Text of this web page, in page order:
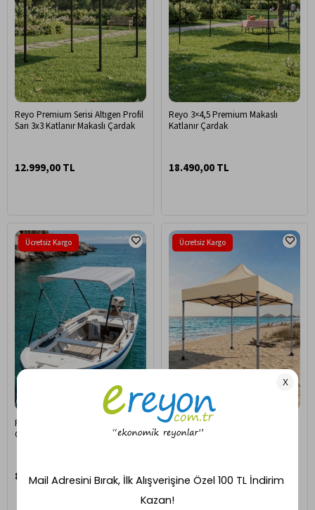
Reyo Premium Serisi Altıgen Profil
Sarı 3x3 Katlanır Makaslı Çardak
12.999,00 TL
Reyo 3×4,5 Premium Makaslı
Katlanır Çardak
18.490,00 TL
Reyo Bot Tekne Kayık Kano için
Güneşlik Tente (aks aralığı 130
8.490,00 TL
Ücretsiz Kargo
Reyo 3×3 Bagaj Boy Premium
Krem Katlanır Çardak (115cm)
11.999,00 TL
Ücretsiz Kargo